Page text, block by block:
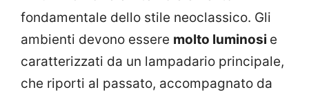
fondamentale dello stile neoclassico. Gli
ambienti devono essere molto luminosi e
caratterizzati da un lampadario principale,
che riporti al passato, accompagnato da